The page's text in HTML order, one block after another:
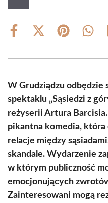
Share
Share
(Twitter)
Share Share
W Grudziądzu odbędzie
spektaklu „Sąsiedzi z
reżyserii Artura
pikantna komedia,
relacje między
skandale. Wydarzenie
w którym publiczność
emocjonujących
Zainteresowani mogą